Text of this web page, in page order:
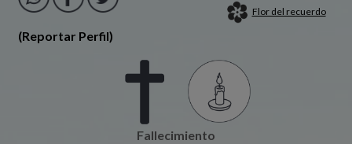
(Reportar Perfil)
Flor del recuerdo
Fallecimiento